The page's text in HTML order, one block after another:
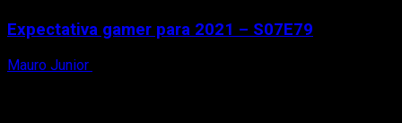
Expectativa gamer para 2021 – S07E79
Mauro Junior